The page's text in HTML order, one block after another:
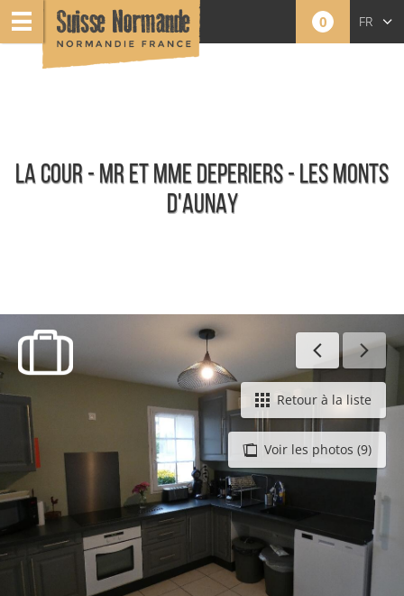
0 FR
LA COUR - MR ET MME DEPERIERS - LES MONTS
D'AUNAY
Hébergements de groupes
Voir les photos (9)
Retour à la liste